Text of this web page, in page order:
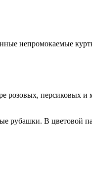
непромокаемые
розовых, персиковых
рубашки. В цветовой